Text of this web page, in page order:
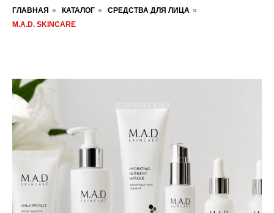
ГЛАВНАЯ » КАТАЛОГ » СРЕДСТВА ДЛЯ ЛИЦА »
M.A.D. SKINCARE